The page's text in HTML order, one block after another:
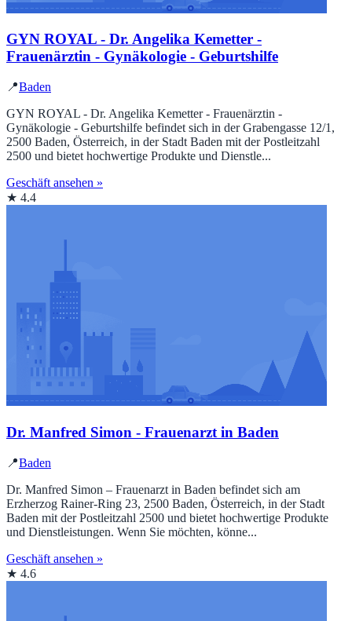
GYN ROYAL - Dr. Angelika Kemetter -
Frauenärztin - Gynäkologie - Geburtshilfe
📍Baden
GYN ROYAL - Dr. Angelika Kemetter - Frauenärztin -
Gynäkologie - Geburtshilfe befindet sich in der Grabengasse 12/1,
2500 Baden, Österreich, in der Stadt Baden mit der Postleitzahl
2500 und bietet hochwertige Produkte und Dienstle...
Geschäft ansehen »
★ 4.4
Dr. Manfred Simon - Frauenarzt in Baden
📍Baden
Dr. Manfred Simon – Frauenarzt in Baden befindet sich am
Erzherzog Rainer-Ring 23, 2500 Baden, Österreich, in der Stadt
Baden mit der Postleitzahl 2500 und bietet hochwertige Produkte
und Dienstleistungen. Wenn Sie möchten, könne...
Geschäft ansehen »
★ 4.6